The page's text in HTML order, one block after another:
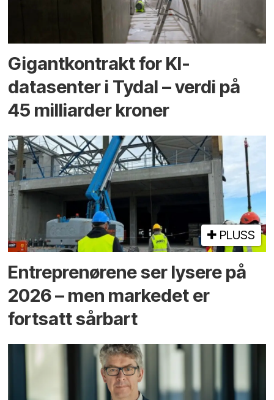
Gigantkontrakt for KI-
datasenter i Tydal – verdi på
45 milliarder kroner
PLUSS
Entreprenørene ser lysere på
2026 – men markedet er
fortsatt sårbart